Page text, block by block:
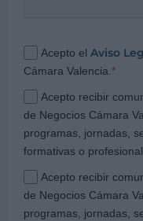
Acepto elAviso
Cámara Valencia. *
Acepto recibir
de Negocios Cámara
programas, jornadas,
formativas o
Acepto recibir
de Negocios Cámara
programas, jornadas,